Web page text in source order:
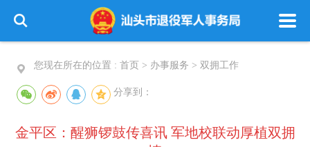
您现在所在的位置 : 首页 > 办事服务 > 双拥工作
分享到：
金平区：醒狮锣鼓传喜讯 军地校联动厚植双拥